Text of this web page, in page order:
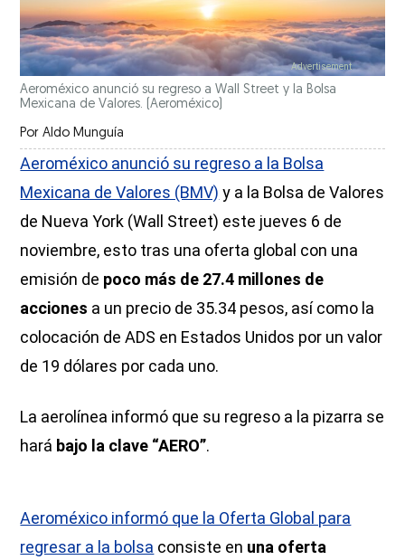
Aeroméxico anunció su regreso a Wall Street y la Bolsa
Mexicana de Valores. (Aeroméxico)
Por Aldo Munguía
Aeroméxico anunció su regreso a la Bolsa
Mexicana de Valores (BMV) y a la Bolsa de Valores
de Nueva York (Wall Street) este jueves 6 de
noviembre, esto tras una oferta global con una
emisión de poco más de 27.4 millones de
acciones a un precio de 35.34 pesos, así como la
colocación de ADS en Estados Unidos por un valor
de 19 dólares por cada uno.
La aerolínea informó que su regreso a la pizarra se
hará bajo la clave “AERO”.
Aeroméxico informó que la Oferta Global para
regresar a la bolsa consiste en una oferta